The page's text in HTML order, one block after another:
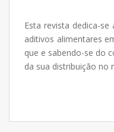
Esta revista dedica-
aditivos alimentares
que e sabendo-se do
da sua distribuição no